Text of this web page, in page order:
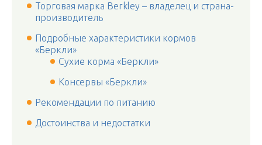
Торговая марка Berkley – владелец и страна-
производитель
Подробные характеристики кормов
«Беркли»
Сухие корма «Беркли»
Консервы «Беркли»
Рекомендации по питанию
Достоинства и недостатки